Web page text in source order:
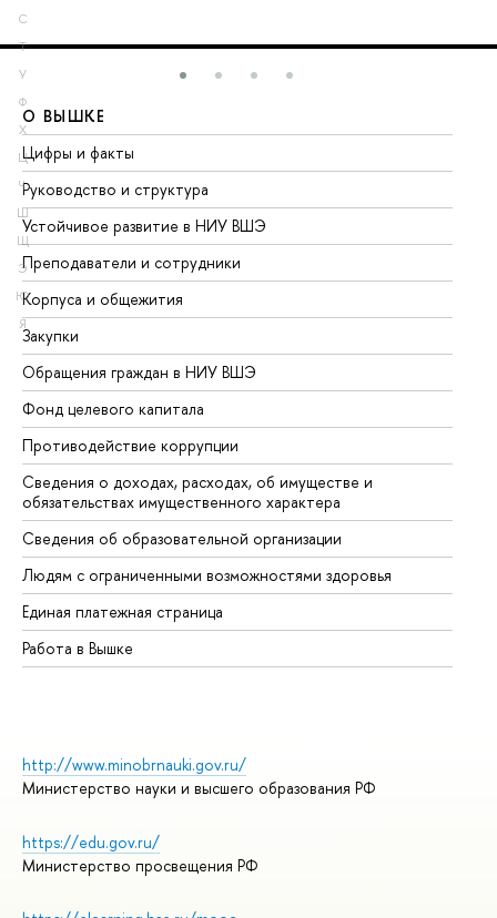
С
Т
У
Ф
Х
Ц
Ч
Ш
Щ
Э
Ю
Я
О ВЫШКЕ
Цифры и факты
Руководство и структура
Устойчивое развитие в НИУ ВШЭ
Преподаватели и сотрудники
Корпуса и общежития
Закупки
Обращения граждан в НИУ ВШЭ
Фонд целевого капитала
Противодействие коррупции
Сведения о доходах, расходах, об имуществе и
обязательствах имущественного характера
Сведения об образовательной организации
Людям с ограниченными возможностями здоровья
Единая платежная страница
Работа в Вышке
http://www.minobrnauki.gov.ru/
Министерство науки и высшего образования РФ
https://edu.gov.ru/
Министерство просвещения РФ